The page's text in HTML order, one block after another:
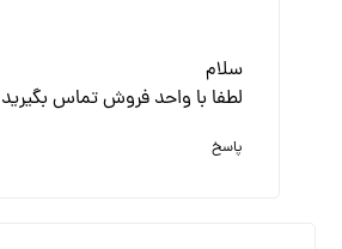
سلام
لطفا با واحد فروش تماس بگیرید
پاسخ